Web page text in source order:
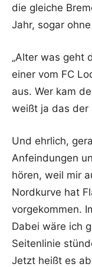
die gleiche
Jahr, sogar
„Alter was geht
einer vom FC
aus. Wer kam
weißt ja das der
Und ehrlich,
Anfeindungen
hören, weil mir
Nordkurve hat
vorgekommen.
Dabei wäre ich
Seitenlinie
Jetzt heißt es